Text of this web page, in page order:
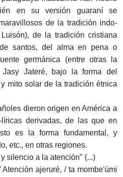
en su versión guaraní se
de la tradición indo-
de la tradición cristiana
santos, del alma en pena o
germánica (entre otras la
Jateré, bajo la forma del
mito solar de la tradición étnica
dieron origen en América a
líricas derivadas, de las que en
es la forma fundamental, y
etc., en otras regiones.
silencio a la atención" (...)
ajeruré, / ta mombe'úmi